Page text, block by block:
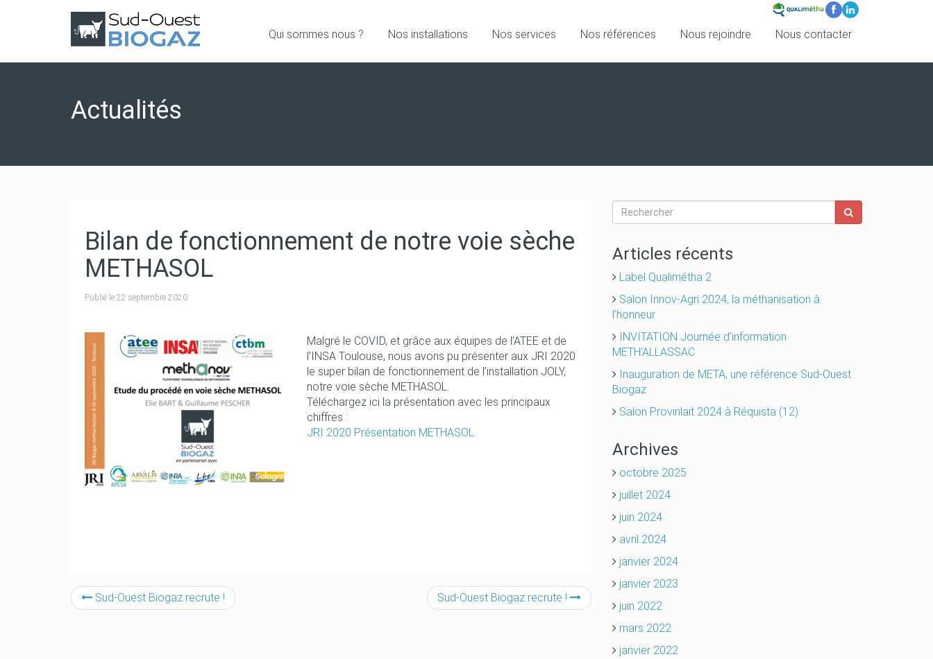
Qui sommes nous ? Nos installations Nos services Nos références Nous rejoindre Nous contacter
Actualités
Bilan de fonctionnement de notre voie sèche
METHASOL
Publié le 22 septembre 2020
Malgré le COVID, et grâce aux équipes de l’ATEE et de
l’INSA Toulouse, nous avons pu présenter aux JRI 2020
le super bilan de fonctionnement de l’installation JOLY,
notre voie sèche METHASOL.
Téléchargez ici la présentation avec les principaux
chiffres :
JRI 2020 Présentation METHASOL
Sud-Ouest Biogaz recrute ! Sud-Ouest Biogaz recrute !
Articles récents
Label Qualimétha 2
Salon Innov-Agri 2024, la méthanisation à
l’honneur
INVITATION Journée d’information
METH’ALLASSAC
Inauguration de META, une référence Sud-Ouest
Biogaz
Salon Provinlait 2024 à Réquista (12)
Archives
octobre 2025
juillet 2024
juin 2024
avril 2024
janvier 2024
janvier 2023
juin 2022
mars 2022
janvier 2022